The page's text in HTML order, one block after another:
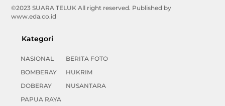
©2023 SUARA TELUK All right reserved. Published by
www.eda.co.id
Kategori
NASIONAL
BOMBERAY
DOBERAY
PAPUA RAYA
BERITA FOTO
HUKRIM
NUSANTARA